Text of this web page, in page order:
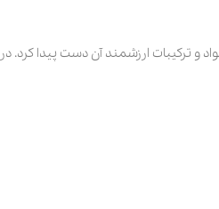
و ترکیبات ارزشمند آن دست پیدا کرد. در